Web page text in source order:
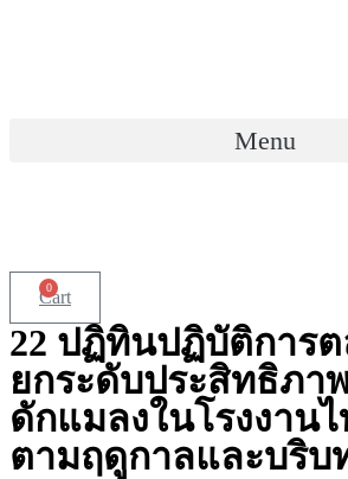
Menu
0
Cart
22 ปฏิทินปฏิบัติการ
ยกระดับประสิทธิภา
ดักแมลงในโรงงาน
ตามฤดูกาลและบริบ